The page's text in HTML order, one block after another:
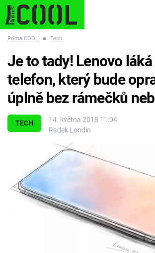
ESCAPE PLNEJ KOTEL AVENGERS 5
Témata
Seriály
Prima COOL ■ Tech
TECH
14. května 2018 11:04
Radek Londin
Je to tady! Lenovo
telefon, který bude
úplně bez rámečků